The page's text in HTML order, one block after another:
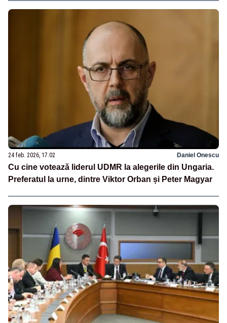
24 feb. 2026, 17:02 Daniel Onescu
Cu cine votează liderul UDMR la alegerile din Ungaria.
Preferatul la urne, dintre Viktor Orban și Peter Magyar